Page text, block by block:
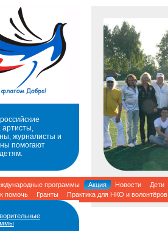
артисты,
журналисты и
помогают
программы Акция Новости
Дети
помочь Гранты Практика для НКО и волонтёров